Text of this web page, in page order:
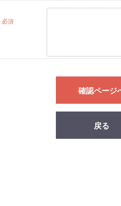
必須
確認ページ
戻る